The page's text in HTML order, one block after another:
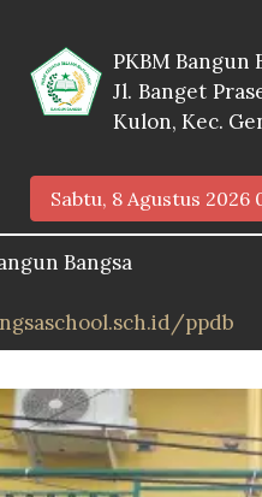
PKBM Bangun
Jl. Banget
Kulon, Kec.
Sabtu, 8 Agustus 2026
ppdb